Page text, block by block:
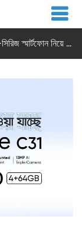
নতুন সি-সিরিজ স্মার্টফোন নিয়ে আসছে রিয়েলমি